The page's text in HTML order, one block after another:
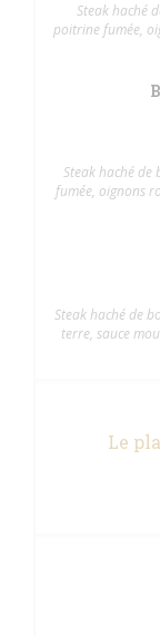
Steak haché
poitrine fumée,
Steak haché
fumée, oignons
Steak haché de
terre, sauce
Le